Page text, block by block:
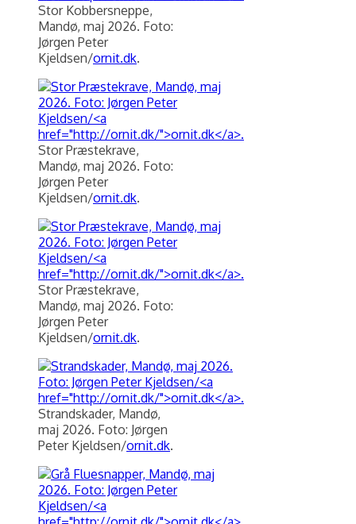
Stor Kobbersneppe,
Mandø, maj 2026. Foto:
Jørgen Peter
Kjeldsen/ornit.dk.
Stor Præstekrave,
Mandø, maj 2026. Foto:
Jørgen Peter
Kjeldsen/ornit.dk.
Stor Præstekrave,
Mandø, maj 2026. Foto:
Jørgen Peter
Kjeldsen/ornit.dk.
Strandskader, Mandø,
maj 2026. Foto: Jørgen
Peter Kjeldsen/ornit.dk.